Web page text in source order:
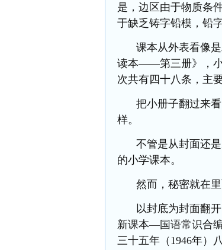
是，边区由于物质条
于缺乏铸字铅模，铅
课本从外表看像
读本——第三册》，小
次共有四十八条，主
把小册子翻过来
样。
不管是从封面还
的小学课本。
然而，秘密就在里
以封底为封面翻
新课本—国语常识合
三十五年（1946年）